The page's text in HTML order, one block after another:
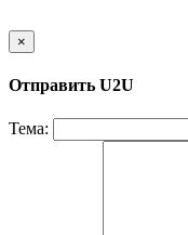
×
Отправить U2U
Тема: